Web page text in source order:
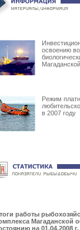
освоению
Режим
в 2007 году
работы
Магаданской
на 01.04.2008 г.